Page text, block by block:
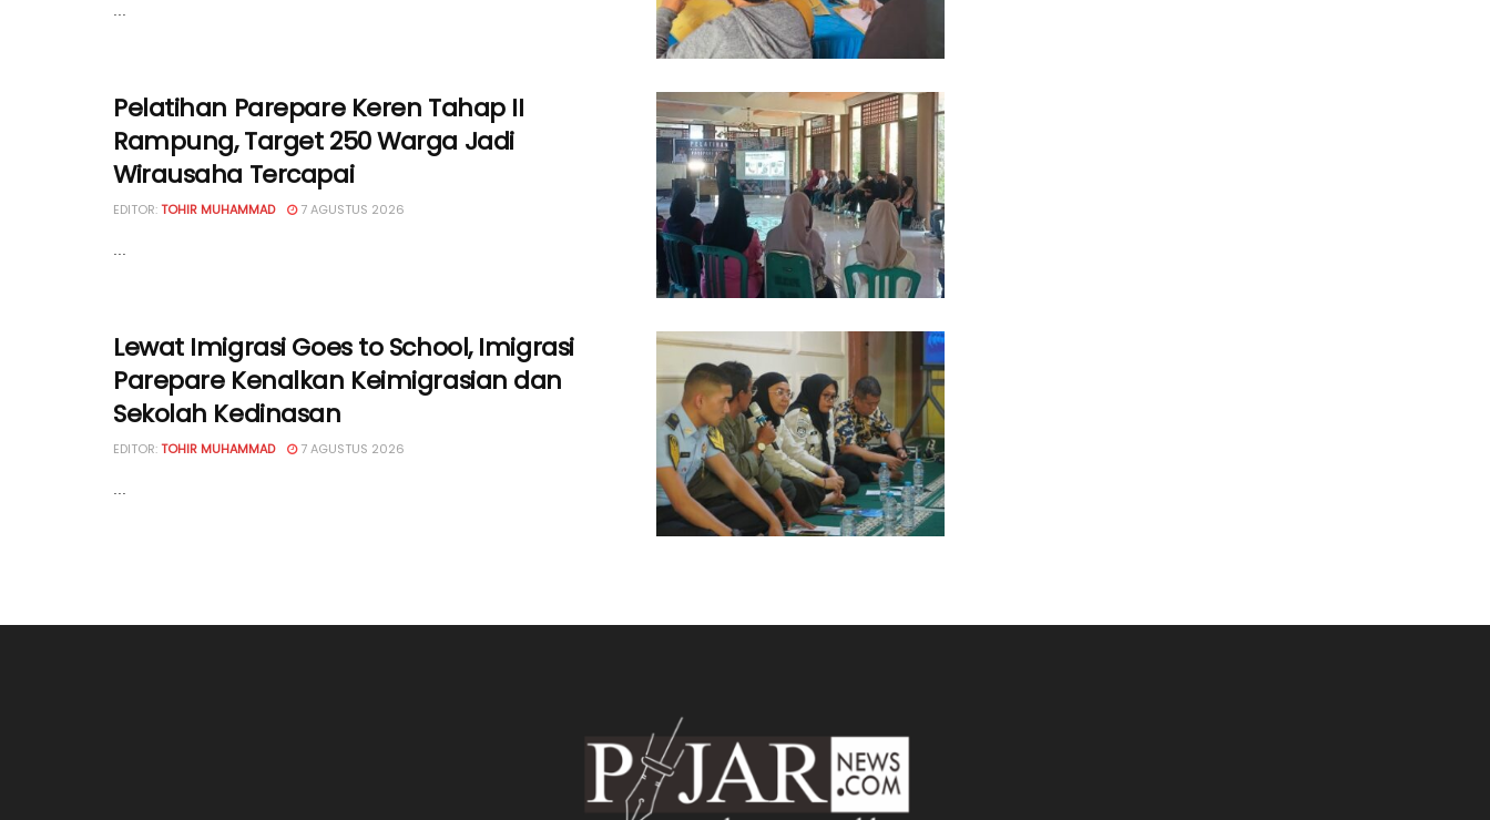
Pelatihan Parepare Keren Tahap II
Rampung, Target 250 Warga Jadi
Wirausaha Tercapai
EDITOR:TOHIR MUHAMMAD 7 AGUSTUS 2026
Lewat Imigrasi Goes to School, Imigrasi
Parepare Kenalkan Keimigrasian dan
Sekolah Kedinasan
EDITOR:TOHIR MUHAMMAD 7 AGUSTUS 2026